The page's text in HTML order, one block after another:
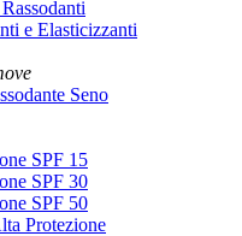
e Elasticizzanti
Seno
SPF 15
SPF 30
SPF 50
Protezione